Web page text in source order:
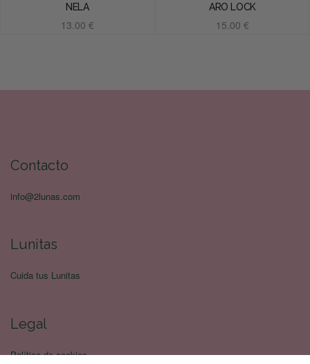
NELA
13.00 €
ARO LOCK
15.00 €
Contacto
info@2lunas.com
Lunitas
Cuida tus Lunitas
Legal
Política de cookies